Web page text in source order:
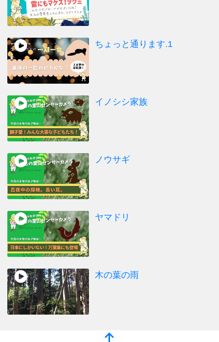
ちょっと通ります.1
イノシシ家族
ノウサギ
ヤマドリ
木の葉の雨